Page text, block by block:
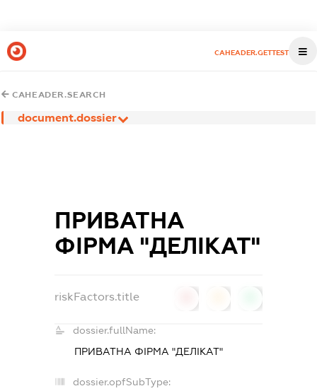
CAHEADER.GETTEST
CAHEADER.SEARCH
document.dossier
ПРИВАТНА
ФІРМА "ДЕЛІКАТ"
riskFactors.title
dossier.fullName:
ПРИВАТНА ФІРМА "ДЕЛІКАТ"
dossier.opfSubType: